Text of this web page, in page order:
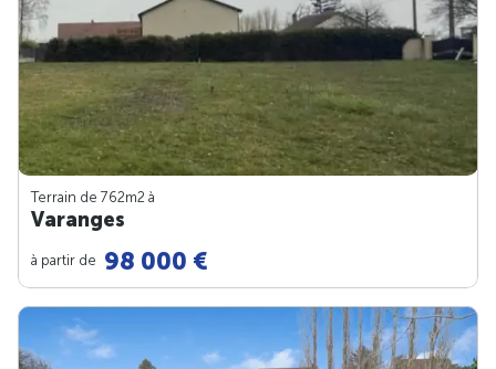
Terrain de 762m2 à
Varanges
à partir de 98 000 €